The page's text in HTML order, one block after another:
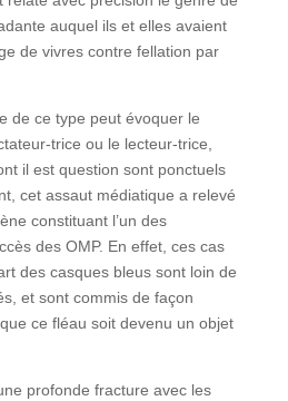
auquel ils et elles avaient
de vivres contre fellation par
de ce type peut évoquer le
trice ou le lecteur-trice,
il est question sont ponctuels
cet assaut médiatique a relevé
constituant l’un des
des OMP. En effet, ces cas
des casques bleus sont loin de
et sont commis de façon
ce fléau soit devenu un objet
profonde fracture avec les